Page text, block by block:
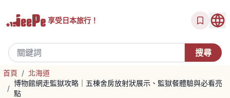
享受日本旅行！
首頁 / 北海道
/
博物館網走監獄攻略｜五棟舍房放射狀展示、監獄餐體驗與必看亮
點